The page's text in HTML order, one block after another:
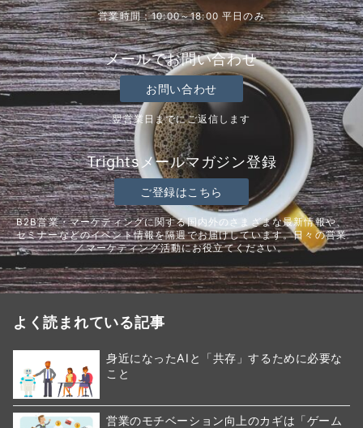
営業時間：10:00～18:00 平日のみ
メールでお問い合わせ
お問い合わせ
翌営業日までにご返信します
Trightsメールマガジン登録
ご登録はこちら
B2B営業・マーケティングに関する国内外のさまざまな最新情報や、
セミナーなどのイベント情報を隔週でお届けしています。日々の営業
／マーケティング活動にお役立てください。
よく読まれている記事
身近になったAIと「共存」するために必要な
こと
営業のモチベーション向上のカギは「ゲーム